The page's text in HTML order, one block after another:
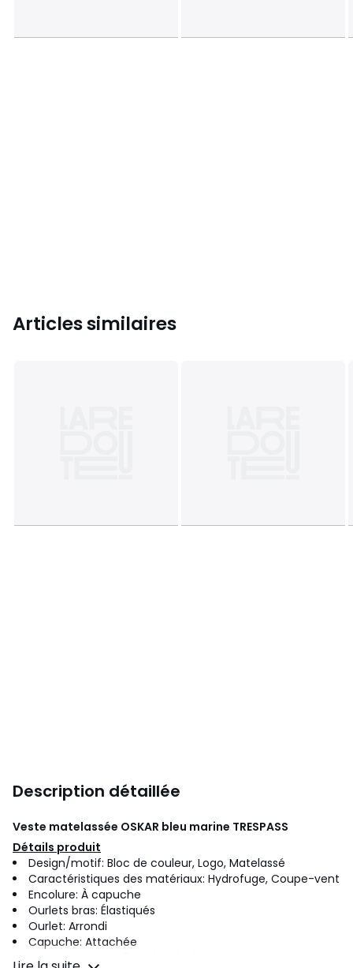
Articles similaires
Description détaillée
Veste matelassée OSKAR bleu marine TRESPASS
Détails produit
Design/motif: Bloc de couleur, Logo, Matelassé
Caractéristiques des matériaux: Hydrofuge, Coupe-vent
Encolure: À capuche
Ourlets bras: Élastiqués
Ourlet: Arrondi
Capuche: Attachée
Type de poches: 2 poches latérales